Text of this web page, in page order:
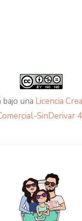
una Licencia
SinDerivar